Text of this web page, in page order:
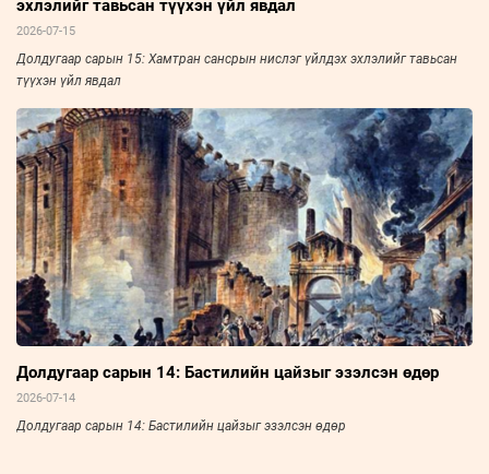
эхлэлийг тавьсан түүхэн үйл явдал
2026-07-15
Долдугаар сарын 15: Хамтран сансрын нислэг үйлдэх эхлэлийг тавьсан
түүхэн үйл явдал
Долдугаар сарын 14: Бастилийн цайзыг эзэлсэн өдөр
2026-07-14
Долдугаар сарын 14: Бастилийн цайзыг эзэлсэн өдөр